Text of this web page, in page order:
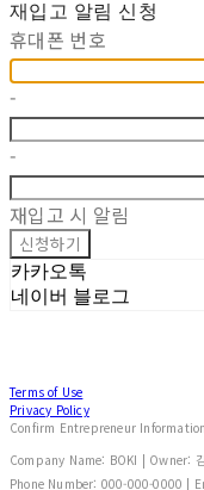
재입고 알림 신청
휴대폰 번호
-
-
재입고 시 알림
신청하기
카카오톡
네이버 블로그
Terms of Use
Privacy Policy
Confirm Entrepreneur Information
Company Name: BOKI | Owner:
Phone Number: 000-000-0000 |